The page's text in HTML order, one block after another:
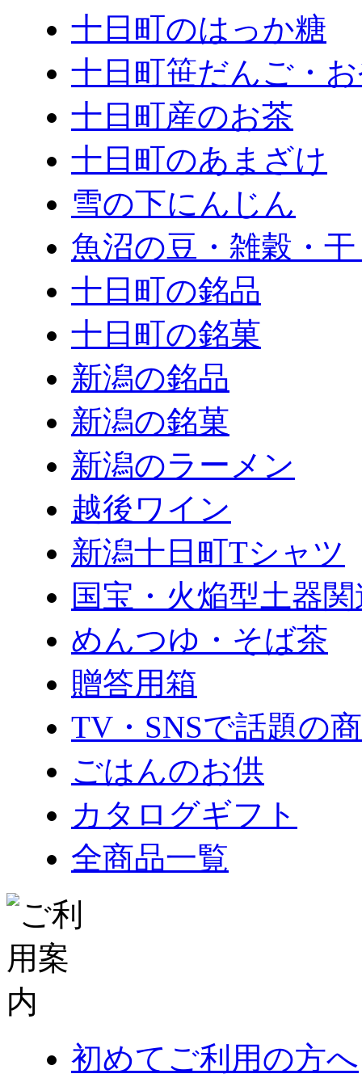
十日町のはっか糖
十日町笹だんご・
十日町産のお茶
十日町のあまざけ
雪の下にんじん
魚沼の豆・雑穀・
十日町の銘品
十日町の銘菓
新潟の銘品
新潟の銘菓
新潟のラーメン
越後ワイン
新潟十日町Tシャツ
国宝・火焔型土器
めんつゆ・そば茶
贈答用箱
TV・SNSで話題の
ごはんのお供
カタログギフト
全商品一覧
初めてご利用の方へ